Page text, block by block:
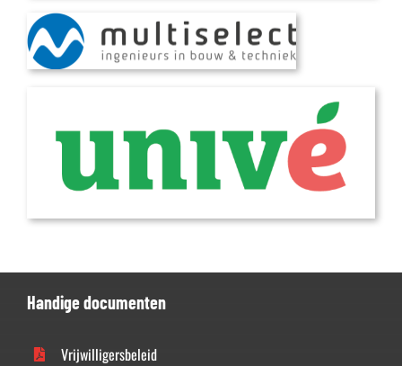
Handige documenten
Vrijwilligersbeleid